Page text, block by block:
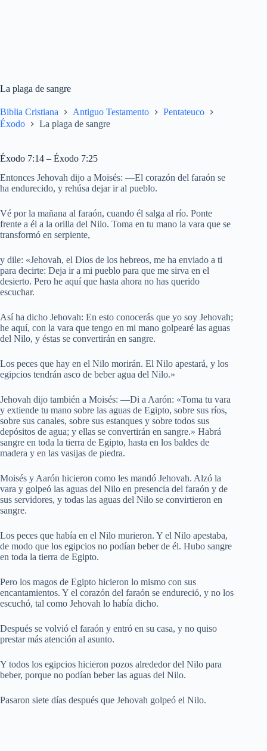
La plaga de sangre
Biblia Cristiana Antiguo Testamento
Pentateuco
Éxodo
La plaga de sangre
Éxodo 7:14 – Éxodo 7:25
Entonces Jehovah dijo a Moisés: —El corazón del faraón se
ha endurecido, y rehúsa dejar ir al pueblo.
Vé por la mañana al faraón, cuando él salga al río. Ponte
frente a él a la orilla del Nilo. Toma en tu mano la vara que se
transformó en serpiente,
y dile: «Jehovah, el Dios de los hebreos, me ha enviado a ti
para decirte: Deja ir a mi pueblo para que me sirva en el
desierto. Pero he aquí que hasta ahora no has querido
escuchar.
Así ha dicho Jehovah: En esto conocerás que yo soy Jehovah;
he aquí, con la vara que tengo en mi mano golpearé las aguas
del Nilo, y éstas se convertirán en sangre.
Los peces que hay en el Nilo morirán. El Nilo apestará, y los
egipcios tendrán asco de beber agua del Nilo.»
Jehovah dijo también a Moisés: —Di a Aarón: «Toma tu vara
y extiende tu mano sobre las aguas de Egipto, sobre sus ríos,
sobre sus canales, sobre sus estanques y sobre todos sus
depósitos de agua; y ellas se convertirán en sangre.» Habrá
sangre en toda la tierra de Egipto, hasta en los baldes de
madera y en las vasijas de piedra.
Moisés y Aarón hicieron como les mandó Jehovah. Alzó la
vara y golpeó las aguas del Nilo en presencia del faraón y de
sus servidores, y todas las aguas del Nilo se convirtieron en
sangre.
Los peces que había en el Nilo murieron. Y el Nilo apestaba,
de modo que los egipcios no podían beber de él. Hubo sangre
en toda la tierra de Egipto.
Pero los magos de Egipto hicieron lo mismo con sus
encantamientos. Y el corazón del faraón se endureció, y no los
escuchó, tal como Jehovah lo había dicho.
Después se volvió el faraón y entró en su casa, y no quiso
prestar más atención al asunto.
Y todos los egipcios hicieron pozos alrededor del Nilo para
beber, porque no podían beber las aguas del Nilo.
Pasaron siete días después que Jehovah golpeó el Nilo.